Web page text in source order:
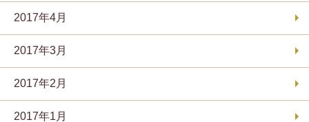
2017年4月
2017年3月
2017年2月
2017年1月